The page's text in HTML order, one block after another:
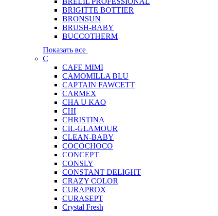
BRIGITTE BOTTIER
BRONSUN
BRUSH-BABY
BUCCOTHERM
Показать все
C
CAFE MIMI
CAMOMILLA BLU
CAPTAIN FAWCETT
CARMEX
CHA U KAO
CHI
CHRISTINA
CIL-GLAMOUR
CLEAN-BABY
COCOCHOCO
CONCEPT
CONSLY
CONSTANT DELIGHT
CRAZY COLOR
CURAPROX
CURASEPT
Crystal Fresh